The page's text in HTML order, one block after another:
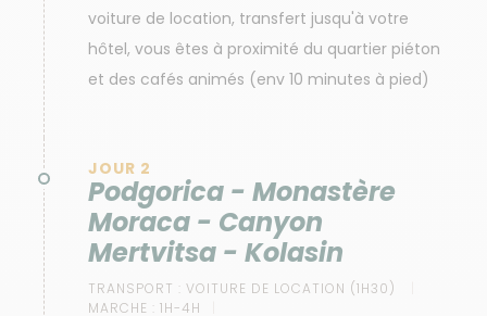
voiture de location, transfert jusqu'à votre
hôtel, vous êtes à proximité du quartier piéton
et des cafés animés (env 10 minutes à pied)
JOUR 2
Podgorica - Monastère
Moraca - Canyon
Mertvitsa - Kolasin
TRANSPORT : VOITURE DE LOCATION (1H30)
MARCHE : 1H-4H